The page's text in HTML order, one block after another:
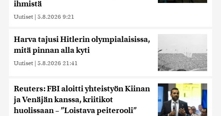
ihmistä
Uutiset | 5.8.2026 9:21
Harva tajusi Hitlerin olympialaisissa,
mitä pinnan alla kyti
Uutiset | 5.8.2026 21:41
Reuters: FBI aloitti yhteistyön Kiinan
ja Venäjän kanssa, kriitikot
huolissaan – ”Loistava peiterooli”